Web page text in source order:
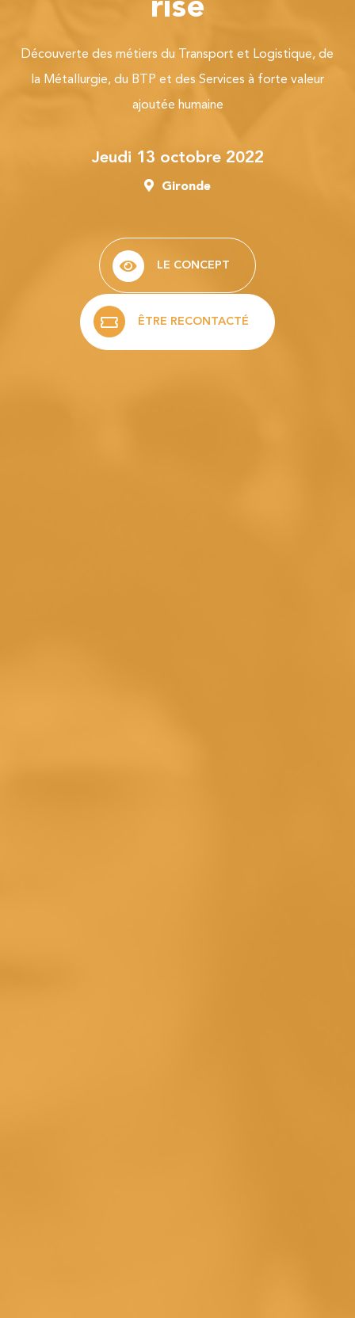
rise
Découverte des métiers du Transport et Logistique, de
la Métallurgie, du BTP et des Services à forte valeur
ajoutée humaine
jeudi 13 octobre 2022
Gironde
LE CONCEPT
ÊTRE RECONTACTÉ